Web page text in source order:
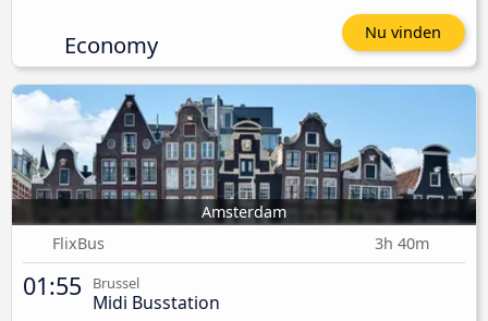
Economy Nu vinden
Amsterdam
FlixBus
3h 40m
01:55 Brussel
Midi Busstation